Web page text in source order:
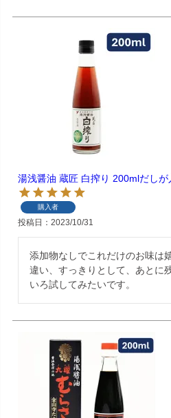
湯浅醤油 蔵匠 白搾り 200mlだし
購入者
投稿日 2023/10/31
添加物なしでこれだけのお味は
違い、すっきりとして、あとに
いろ試してみたいです。